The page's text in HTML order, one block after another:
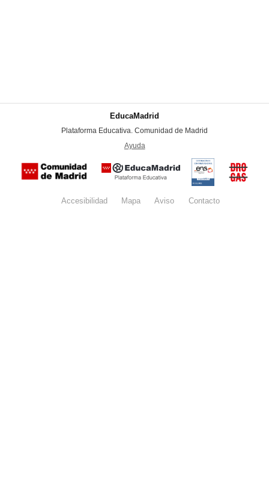
EducaMadrid
Plataforma Educativa. Comunidad de Madrid
Ayuda
Certificación
conformidad
con el
Nacional de
Seguridad
del
Accesibilidad Mapa Aviso legalContacto